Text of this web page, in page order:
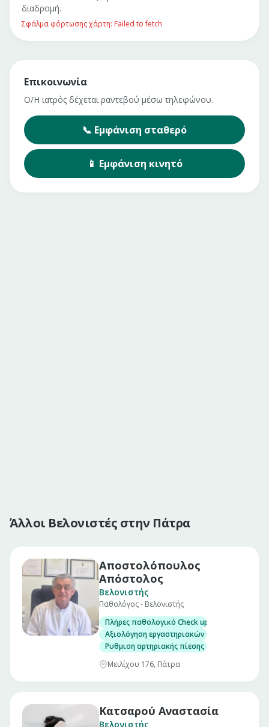
διαδρομή.
Σφάλμα φόρτωσης χάρτη: Failed to fetch
Επικοινωνία
Ο/Η ιατρός δέχεται ραντεβού μέσω τηλεφώνου.
📞 Εμφάνιση σταθερό
📱 Εμφάνιση κινητό
Άλλοι Βελονιστές στην Πάτρα
Αποστολόπουλος
Απόστολος
Βελονιστής
Παθολόγος - Βελονιστής
Πλήρες παθολογικό Check up σε άνδρες και
Αξιολόγηση εργαστηριακών εξετάσεων
Ρυθμιση αρτηριακής πίεσης
Μειλίχου 176, Πάτρα
Κατσαρού Αναστασία
Βελονιστής